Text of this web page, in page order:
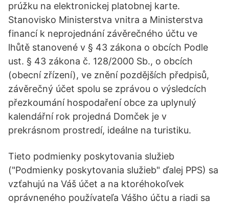
prúžku na elektronickej platobnej karte.
Stanovisko Ministerstva vnitra a Ministerstva
financí k neprojednání závěrečného účtu ve
lhůtě stanovené v § 43 zákona o obcích Podle
ust. § 43 zákona č. 128/2000 Sb., o obcích
(obecní zřízení), ve znění pozdějších předpisů,
závěrečný účet spolu se zprávou o výsledcích
přezkoumání hospodaření obce za uplynulý
kalendářní rok projedná Domček je v
prekrásnom prostredí, ideálne na turistiku.
Tieto podmienky poskytovania služieb
("Podmienky poskytovania služieb" ďalej PPS) sa
vzťahujú na Váš účet a na ktoréhokoľvek
oprávneného používateľa Vášho účtu a riadi sa